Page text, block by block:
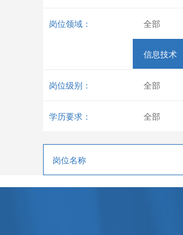
岗位领域： 全部
信息技术
岗位级别： 全部
学历要求： 全部
岗位名称